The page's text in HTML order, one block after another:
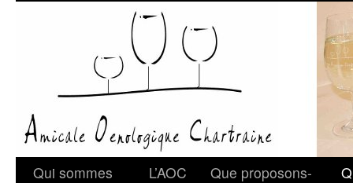
Qui sommes
L’AOC
Que proposons-